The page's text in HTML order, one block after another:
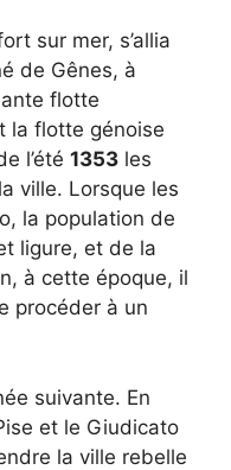
sur mer, s’allia
de Gênes, à
flotte
la flotte génoise
l’été 1353 les
ville. Lorsque les
la population de
ligure, et de la
à cette époque, il
procéder à un
suivante. En
et le Giudicato
la ville rebelle